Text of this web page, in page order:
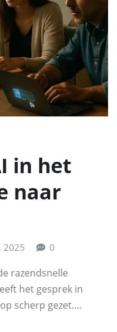
in het
naar
2025 0
razendsnelle
het gesprek in
scherp gezet.…